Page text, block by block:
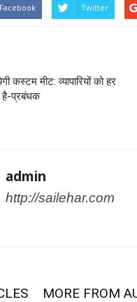
Facebook Twitter
कस्टम मीट: व्यापारियों को हर
है-प्रबंधक
admin
http://sailehar.com
MORE FROM